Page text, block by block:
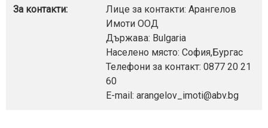
За контакти:
Лице за контакти: Арангелов
Имоти ООД
Държава: Bulgaria
Населено място: София,Бургас
Телефони за контакт: 0877 20 21
60
E-mail: arangelov_imoti@abv.bg